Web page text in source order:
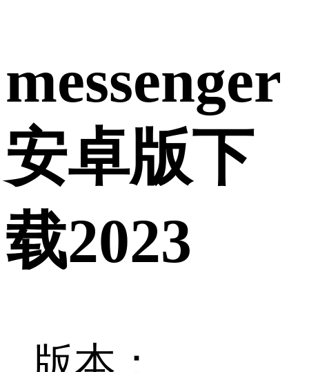
messenger
安卓版下
载2023
版本：